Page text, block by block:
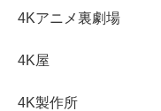
4Kアニメ裏劇場
4K屋
4K製作所